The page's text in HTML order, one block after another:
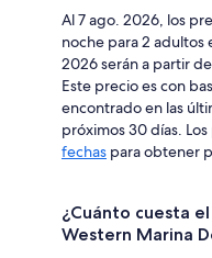
Al 7 ago. 2026, los
noche para 2 adultos
2026 serán a partir
Este precio es con
encontrado en las
próximos 30 días.
fechas para obtener
¿Cuánto cuesta
Western Marina